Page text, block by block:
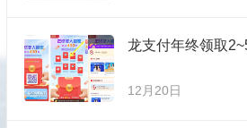
龙支付年终领取
12月20日